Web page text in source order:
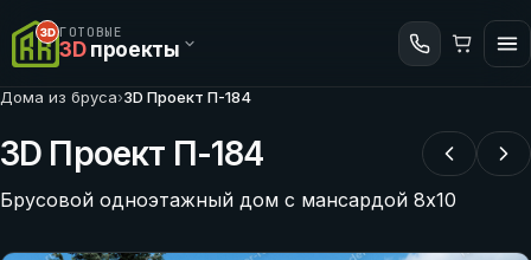
ГОТОВЫЕ
3Dпроекты
Дома из бруса›3D Проект П-184
3D Проект П-184
Брусовой одноэтажный дом с мансардой 8х10